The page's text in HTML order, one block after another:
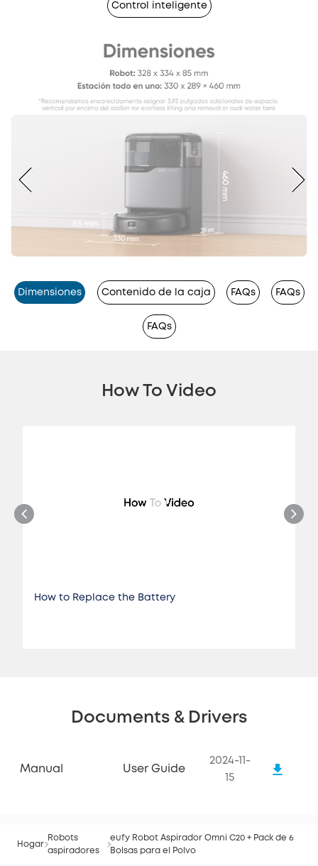
Control inteligente
Dimensiones Contenido de la caja FAQs FAQs
FAQs
How To Video
How to Replace the Battery
Documents & Drivers
Manual User Guide
2024-11-
15
Hogar
Robots
aspiradores
eufy Robot Aspirador Omni C20 + Pack de 6
Bolsas para el Polvo